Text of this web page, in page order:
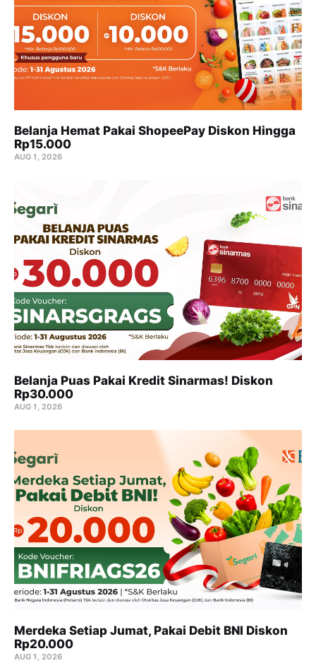
Belanja Hemat Pakai ShopeePay Diskon Hingga
Rp15.000
AUG 1, 2026
Belanja Puas Pakai Kredit Sinarmas! Diskon
Rp30.000
AUG 1, 2026
Merdeka Setiap Jumat, Pakai Debit BNI Diskon
Rp20.000
AUG 1, 2026